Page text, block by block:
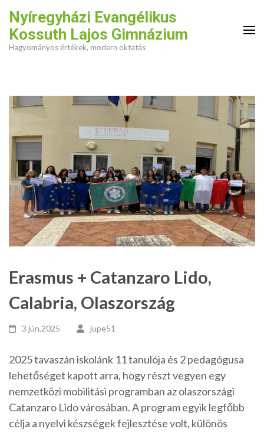
content
(Press
Nyíregyházi Evangélikus
Kossuth Lajos Gimnázium
Hagyományos értékek, modern oktatás
Erasmus + Catanzaro Lido,
Calabria, Olaszország
3 jún,2025 jupe51
2025 tavaszán iskolánk 11 tanulója és 2 pedagógusa
lehetőséget kapott arra, hogy részt vegyen egy
nemzetközi mobilitási programban az olaszországi
Catanzaro Lido városában. A program egyik legfőbb
célja a nyelvi készségek fejlesztése volt, különös